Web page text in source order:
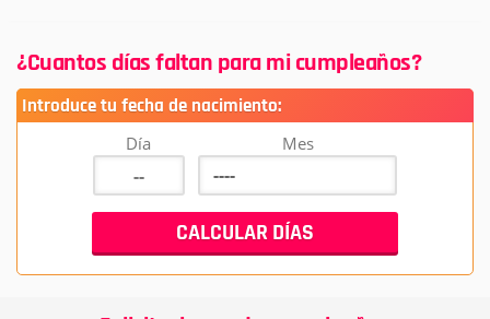
¿Cuantos días faltan para mi cumpleaños?
Introduce tu fecha de nacimiento:
Día Mes